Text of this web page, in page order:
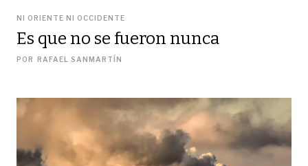
NI ORIENTE NI OCCIDENTE
Es que no se fueron nunca
POR RAFAEL SANMARTÍN